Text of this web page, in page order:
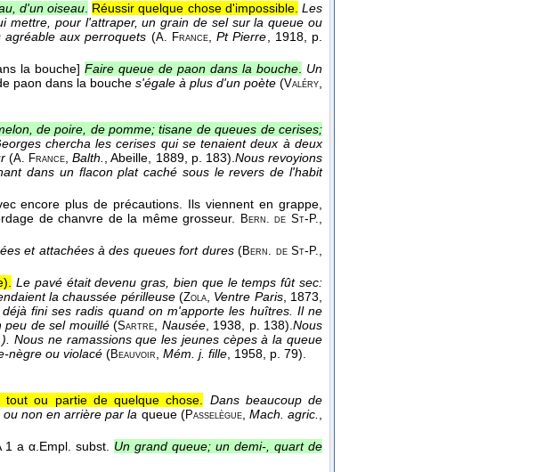
d'un oiseau. Réussir quelque chose d'impossible. Les
mettre, pour l'attraper, un grain de sel sur la queue ou
aux perroquets (A. France,Pt Pierre, 1918, p.
la bouche] Faire queue de paon dans la bouche. Un
paon dans la bouche s'égale à plus d'un poète (Valéry,
de poire, de pomme; tisane de queues de cerises;
chercha les cerises qui se tenaient deux à deux
(A. France,Balth., Abeille, 1889, p. 183).Nous revoyions
dans un flacon plat caché sous le revers de l'habit
encore plus de précautions. Ils viennent en grappe,
de chanvre de la même grosseur. Bern. de St- P.,
et attachées à des queues fort dures(Bern. de St- P.,
Le pavé était devenu gras, bien que le temps fût sec:
la chaussée périlleuse(Zola, Ventre Paris, 1873,
fini ses radis quand on m'apporte les huîtres. Il ne
peu de sel mouillé(Sartre, Nausée, 1938, p. 138).Nous
Nous ne ramassions que les jeunes cèpes à la queue
nègre ou violacé (Beauvoir, Mém. j. fille, 1958, p. 79).
ou partie de quelque chose. Dans beaucoup de
non en arrière par la queue (Passelègue, Mach. agric.,
1 a α. Empl. subst.
Un grand queue; un demi-, quart de